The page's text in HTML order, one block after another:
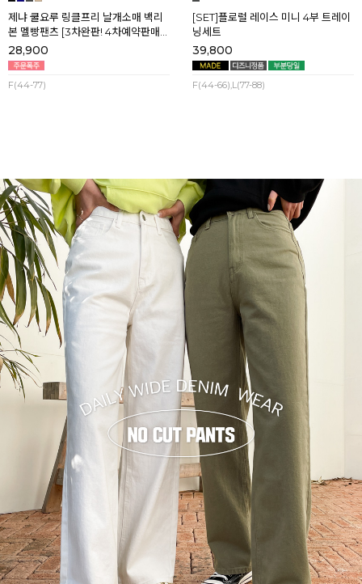
제냐 쿨요루 링클프리 날개소매 백리
본 멜빵팬츠 [3차완판! 4차예약판매]
[네이비] 8월셋째주 순차배송
28,900
F(44-77)
[SET]플로럴 레이스 미니 4부 트레이
닝세트
39,800
F(44-66),L(77-88)